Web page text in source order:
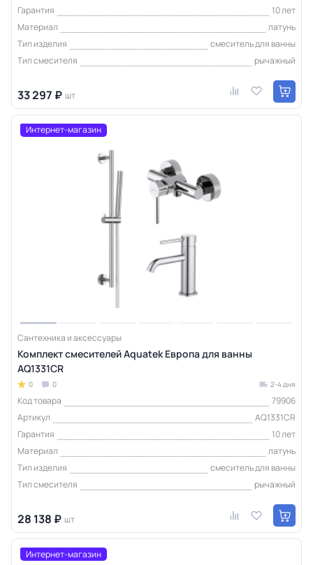
Гарантия
10 лет
Материал
латунь
Тип изделия
смеситель для ванны
Тип смесителя
рычажный
33 297 ₽ шт
Интернет-магазин
Сантехника и аксессуары
Комплект смесителей Aquatek Европа для ванны
AQ1331CR
0 0 2-4 дня
Код товара
79906
Артикул
AQ1331CR
Гарантия
10 лет
Материал
латунь
Тип изделия
смеситель для ванны
Тип смесителя
рычажный
28 138 ₽ шт
Интернет-магазин